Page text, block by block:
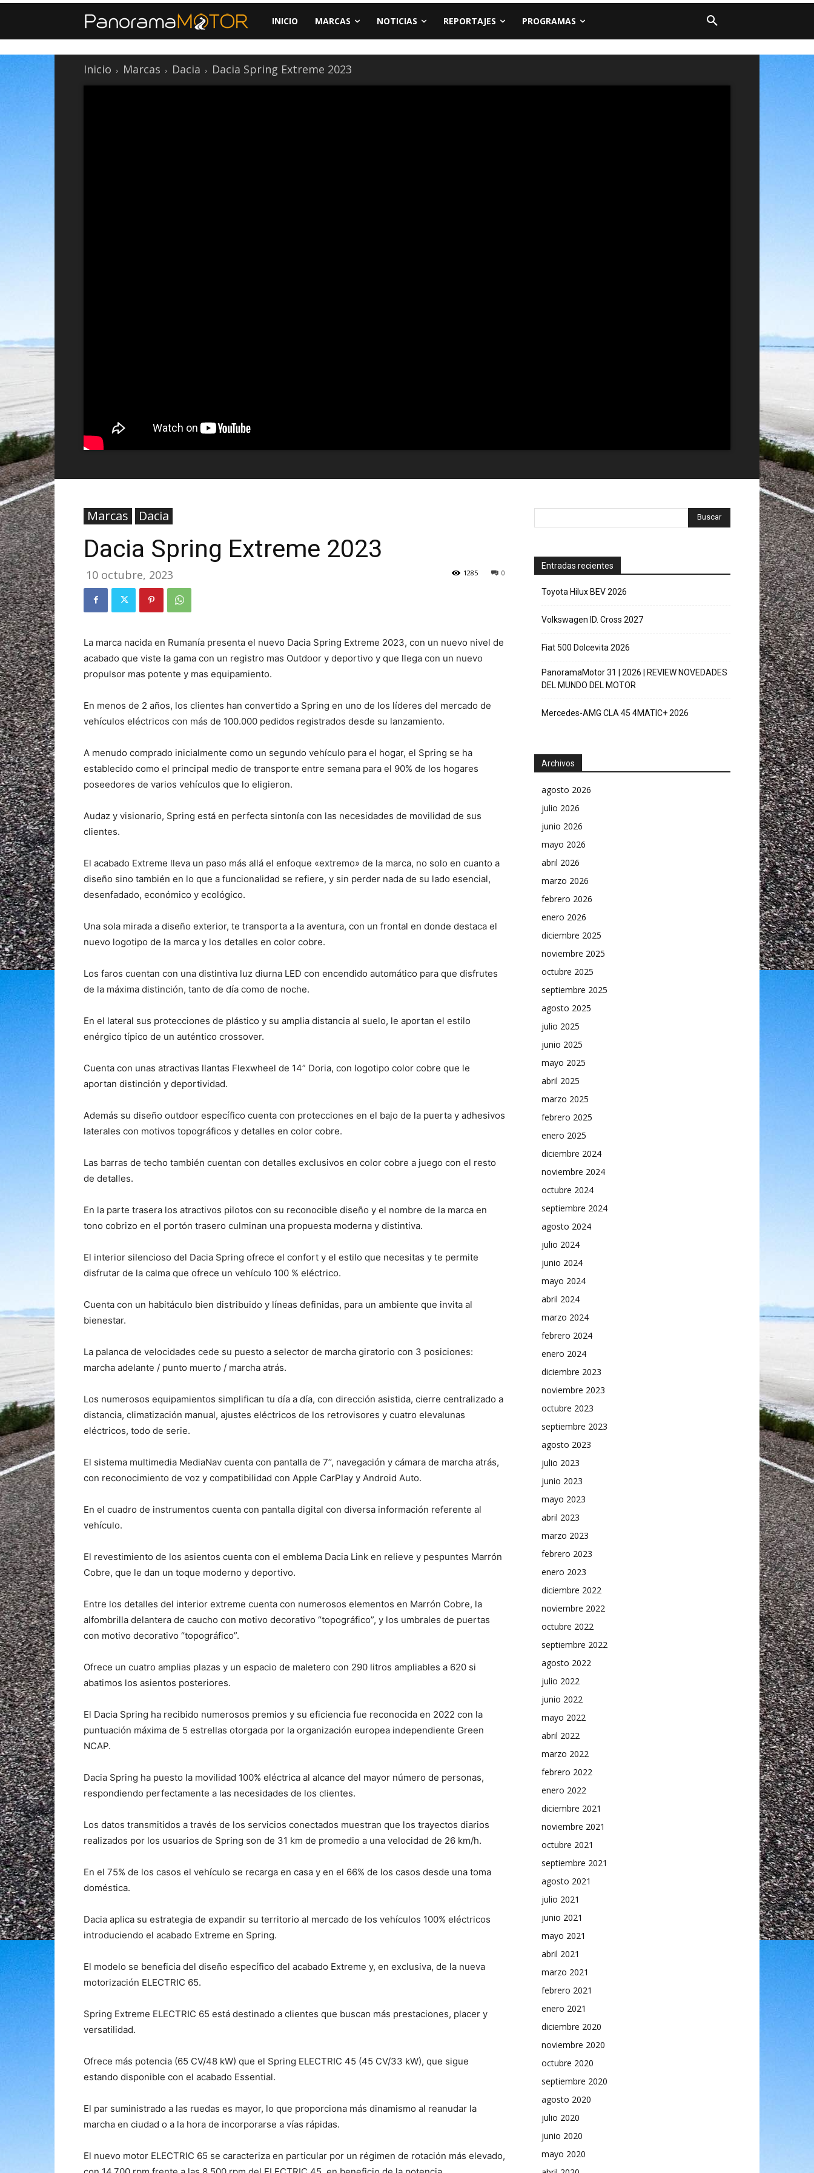
INICIO MARCAS NOTICIAS REPORTAJES PROGRAMAS
Inicio Marcas Dacia Dacia Spring Extreme 2023
Marcas Dacia
Dacia Spring Extreme 2023
10 octubre, 2023 0
1285
La marca nacida en Rumanía presenta el nuevo Dacia Spring Extreme 2023, con un nuevo nivel de
acabado que viste la gama con un registro mas Outdoor y deportivo y que llega con un nuevo
propulsor mas potente y mas equipamiento.
En menos de 2 años, los clientes han convertido a Spring en uno de los líderes del mercado de
vehículos eléctricos con más de 100.000 pedidos registrados desde su lanzamiento.
A menudo comprado inicialmente como un segundo vehículo para el hogar, el Spring se ha
establecido como el principal medio de transporte entre semana para el 90% de los hogares
poseedores de varios vehículos que lo eligieron.
Audaz y visionario, Spring está en perfecta sintonía con las necesidades de movilidad de sus
clientes.
El acabado Extreme lleva un paso más allá el enfoque «extremo» de la marca, no solo en cuanto a
diseño sino también en lo que a funcionalidad se refiere, y sin perder nada de su lado esencial,
desenfadado, económico y ecológico.
Una sola mirada a diseño exterior, te transporta a la aventura, con un frontal en donde destaca el
nuevo logotipo de la marca y los detalles en color cobre.
Los faros cuentan con una distintiva luz diurna LED con encendido automático para que disfrutes
de la máxima distinción, tanto de día como de noche.
En el lateral sus protecciones de plástico y su amplia distancia al suelo, le aportan el estilo
enérgico típico de un auténtico crossover.
Cuenta con unas atractivas llantas Flexwheel de 14” Doria, con logotipo color cobre que le
aportan distinción y deportividad.
Además su diseño outdoor específico cuenta con protecciones en el bajo de la puerta y adhesivos
laterales con motivos topográficos y detalles en color cobre.
Las barras de techo también cuentan con detalles exclusivos en color cobre a juego con el resto
de detalles.
En la parte trasera los atractivos pilotos con su reconocible diseño y el nombre de la marca en
tono cobrizo en el portón trasero culminan una propuesta moderna y distintiva.
El interior silencioso del Dacia Spring ofrece el confort y el estilo que necesitas y te permite
disfrutar de la calma que ofrece un vehículo 100 % eléctrico.
Cuenta con un habitáculo bien distribuido y líneas definidas, para un ambiente que invita al
bienestar.
La palanca de velocidades cede su puesto a selector de marcha giratorio con 3 posiciones:
marcha adelante / punto muerto / marcha atrás.
Los numerosos equipamientos simplifican tu día a día, con dirección asistida, cierre centralizado a
distancia, climatización manual, ajustes eléctricos de los retrovisores y cuatro elevalunas
eléctricos, todo de serie.
El sistema multimedia MediaNav cuenta con pantalla de 7’’, navegación y cámara de marcha atrás,
con reconocimiento de voz y compatibilidad con Apple CarPlay y Android Auto.
En el cuadro de instrumentos cuenta con pantalla digital con diversa información referente al
vehículo.
El revestimiento de los asientos cuenta con el emblema Dacia Link en relieve y pespuntes Marrón
Cobre, que le dan un toque moderno y deportivo.
Entre los detalles del interior extreme cuenta con numerosos elementos en Marrón Cobre, la
alfombrilla delantera de caucho con motivo decorativo “topográfico”, y los umbrales de puertas
con motivo decorativo “topográfico”.
Ofrece un cuatro amplias plazas y un espacio de maletero con 290 litros ampliables a 620 si
abatimos los asientos posteriores.
El Dacia Spring ha recibido numerosos premios y su eficiencia fue reconocida en 2022 con la
puntuación máxima de 5 estrellas otorgada por la organización europea independiente Green
NCAP.
Dacia Spring ha puesto la movilidad 100% eléctrica al alcance del mayor número de personas,
respondiendo perfectamente a las necesidades de los clientes.
Los datos transmitidos a través de los servicios conectados muestran que los trayectos diarios
realizados por los usuarios de Spring son de 31 km de promedio a una velocidad de 26 km/h.
En el 75% de los casos el vehículo se recarga en casa y en el 66% de los casos desde una toma
doméstica.
Dacia aplica su estrategia de expandir su territorio al mercado de los vehículos 100% eléctricos
introduciendo el acabado Extreme en Spring.
El modelo se beneficia del diseño específico del acabado Extreme y, en exclusiva, de la nueva
motorización ELECTRIC 65.
Spring Extreme ELECTRIC 65 está destinado a clientes que buscan más prestaciones, placer y
versatilidad.
Ofrece más potencia (65 CV/48 kW) que el Spring ELECTRIC 45 (45 CV/33 kW), que sigue
estando disponible con el acabado Essential.
El par suministrado a las ruedas es mayor, lo que proporciona más dinamismo al reanudar la
marcha en ciudad o a la hora de incorporarse a vías rápidas.
El nuevo motor ELECTRIC 65 se caracteriza en particular por un régimen de rotación más elevado,
Entradas recientes
Toyota Hilux BEV 2026
Volkswagen ID. Cross 2027
Fiat 500 Dolcevita 2026
PanoramaMotor 31 | 2026 | REVIEW NOVEDADES
DEL MUNDO DEL MOTOR
Mercedes-AMG CLA 45 4MATIC+ 2026
Archivos
agosto 2026
julio 2026
junio 2026
mayo 2026
abril 2026
marzo 2026
febrero 2026
enero 2026
diciembre 2025
noviembre 2025
octubre 2025
septiembre 2025
agosto 2025
julio 2025
junio 2025
mayo 2025
abril 2025
marzo 2025
febrero 2025
enero 2025
diciembre 2024
noviembre 2024
octubre 2024
septiembre 2024
agosto 2024
julio 2024
junio 2024
mayo 2024
abril 2024
marzo 2024
febrero 2024
enero 2024
diciembre 2023
noviembre 2023
octubre 2023
septiembre 2023
agosto 2023
julio 2023
junio 2023
mayo 2023
abril 2023
marzo 2023
febrero 2023
enero 2023
diciembre 2022
noviembre 2022
octubre 2022
septiembre 2022
agosto 2022
julio 2022
junio 2022
mayo 2022
abril 2022
marzo 2022
febrero 2022
enero 2022
diciembre 2021
noviembre 2021
octubre 2021
septiembre 2021
agosto 2021
julio 2021
junio 2021
mayo 2021
abril 2021
marzo 2021
febrero 2021
enero 2021
diciembre 2020
noviembre 2020
octubre 2020
septiembre 2020
agosto 2020
julio 2020
junio 2020
mayo 2020